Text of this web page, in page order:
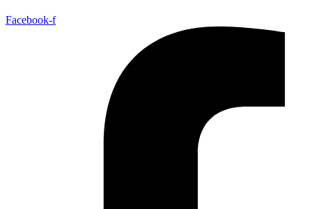
Facebook-f